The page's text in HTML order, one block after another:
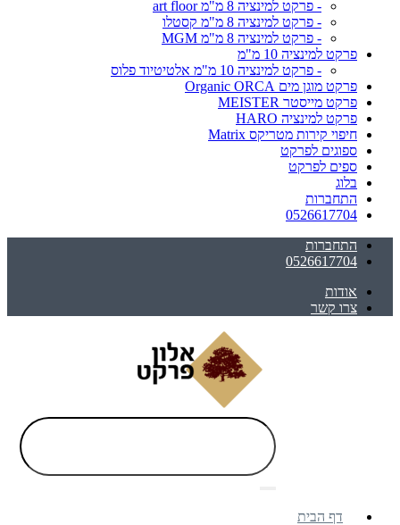
- פרקט למינציה 8 מ"מ art floor
- פרקט למינציה 8 מ"מ קסטלו
- פרקט למינציה 8 מ"מ MGM
פרקט למינציה 10 מ"מ
- פרקט למינציה 10 מ"מ אלטיטיוד פלוס
פרקט מוגן מים Organic ORCA
פרקט מייסטר MEISTER
פרקט למינציה HARO
חיפוי קירות מטריקס Matrix
ספוגים לפרקט
ספים לפרקט
בלוג
התחברות
0526617704
התחברות
0526617704
אודות
צרו קשר
דף הבית